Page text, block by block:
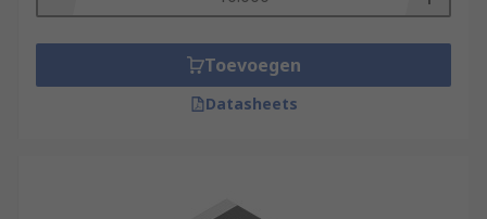
Toevoegen
Datasheets